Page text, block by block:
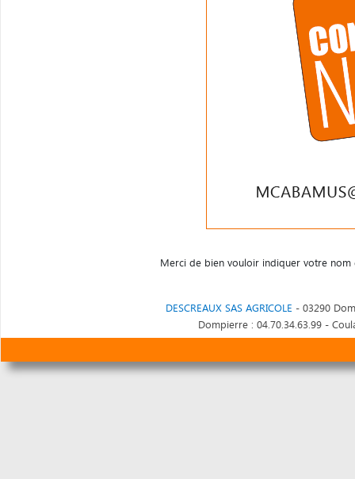
Merci de bien vouloir indiquer votre
DESCREAUX SAS AGRICOLE - 03290
Dompierre : 04.70.34.63.99 -